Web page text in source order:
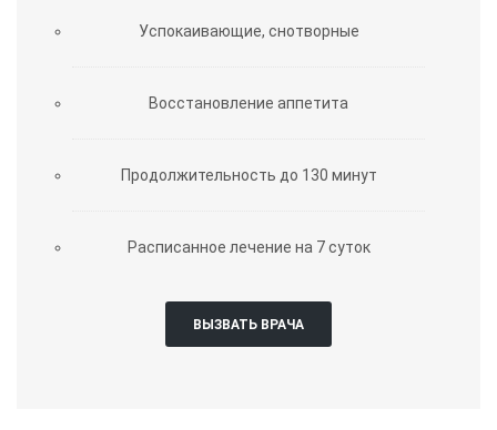
Успокаивающие, снотворные
Восстановление аппетита
Продолжительность до 130 минут
Расписанное лечение на 7 суток
ВЫЗВАТЬ ВРАЧА